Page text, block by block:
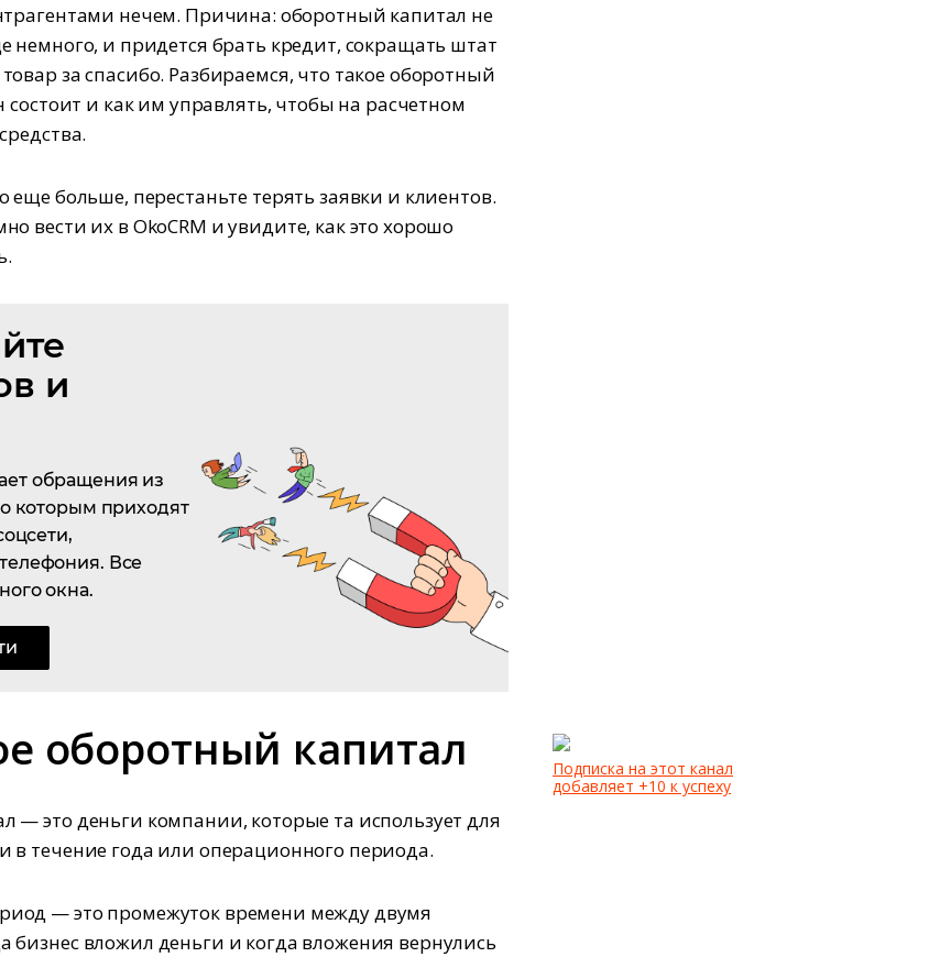
нечем. Причина: оборотный капитал не
немного, и придется брать кредит, сокращать штат
за спасибо. Разбираемся, что такое оборотный
состоит и как им управлять, чтобы на расчетном
еще больше, перестаньте терять заявки и клиентов.
вести их в OkoCRM и увидите, как это хорошо
и
обращения из
которым приходят
Все
окна.
оборотный капитал
— это деньги компании, которые та использует для
в течение года или операционного периода.
— это промежуток времени между двумя
бизнес вложил деньги и когда вложения вернулись
Подписка на этот канал
добавляет +10 к успеху